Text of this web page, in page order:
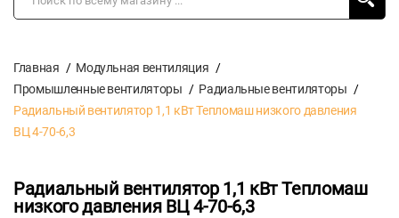
Главная
Модульная вентиляция
Промышленные вентиляторы
Радиальные вентиляторы
Радиальный вентилятор 1,1 кВт Тепломаш низкого давления
ВЦ 4-70-6,3
Радиальный вентилятор 1,1 кВт Тепломаш
низкого давления ВЦ 4-70-6,3